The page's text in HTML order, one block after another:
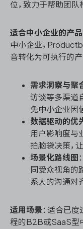
位，致力于帮助团队
适合中小企业的产
中小企业，
音转化为可执行的产
需求洞察与聚
访谈等多渠道
免中小企业因
数据驱动的优
用户影响度与
拍脑袋决策，
场景化路线图
同受众视角的
系人的沟通对
适用场景 ：适合已
程的B2B或SaaS型